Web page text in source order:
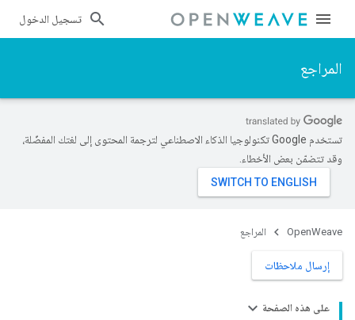
تسجيل الدخول
المراجع
تستخدم Google تكنولوجيا الذكاء الاصطناعي لترجمة المحتوى إلى لغتك المفضّلة،
وقد تتضمّن بعض الأخطاء.
OpenWeave المراجع
إرسال ملاحظات
على هذه الصفحة